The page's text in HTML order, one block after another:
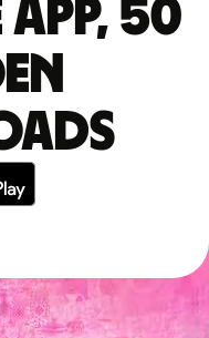
app, 50